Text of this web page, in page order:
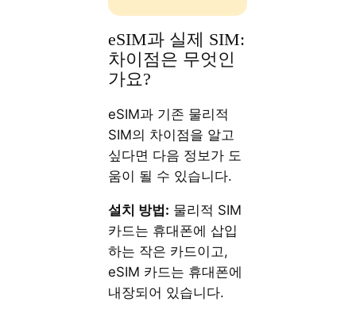
eSIM과 실제 SIM:
차이점은 무엇인
가요?
eSIM과 기존 물리적
SIM의 차이점을 알고
싶다면 다음 정보가 도
움이 될 수 있습니다.
설치 방법: 물리적 SIM
카드는 휴대폰에 삽입
하는 작은 카드이고,
eSIM 카드는 휴대폰에
내장되어 있습니다.